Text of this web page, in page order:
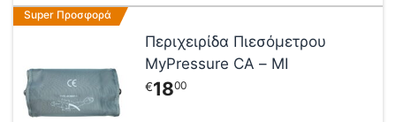
Super Προσφορά
Περιχειρίδα Πιεσόμετρου
MyPressure CA – MI
1800
€
Αυτό
έχει
πολλαπλές
παραλλαγές.